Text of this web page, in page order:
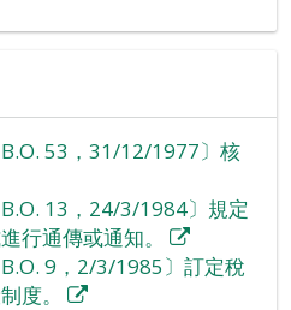
53，31/12/1977〕核
13，24/3/1984〕規定
行通傳或通知。
9，2/3/1985〕訂定稅
度。